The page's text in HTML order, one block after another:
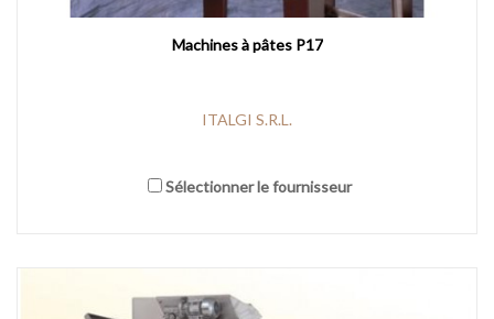
Machines à pâtes P17
ITALGI S.R.L.
Sélectionner le fournisseur